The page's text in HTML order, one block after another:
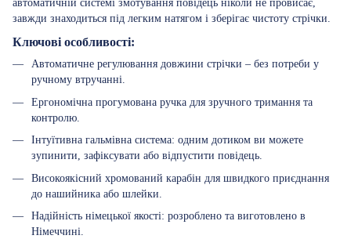
автоматичній системі змотування повідець ніколи не провисає,
завжди знаходиться під легким натягом і зберігає чистоту стрічки.
Ключові особливості:
Автоматичне регулювання довжини стрічки – без потреби у
ручному втручанні.
Ергономічна прогумована ручка для зручного тримання та
контролю.
Інтуїтивна гальмівна система: одним дотиком ви можете
зупинити, зафіксувати або відпустити повідець.
Високоякісний хромований карабін для швидкого приєднання
до нашийника або шлейки.
Надійність німецької якості: розроблено та виготовлено в
Німеччині.